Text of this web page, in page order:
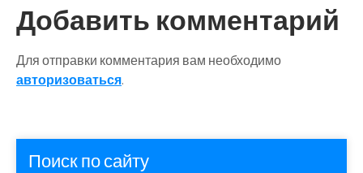
Добавить комментарий
Для отправки комментария вам необходимо
авторизоваться.
Поиск по сайту